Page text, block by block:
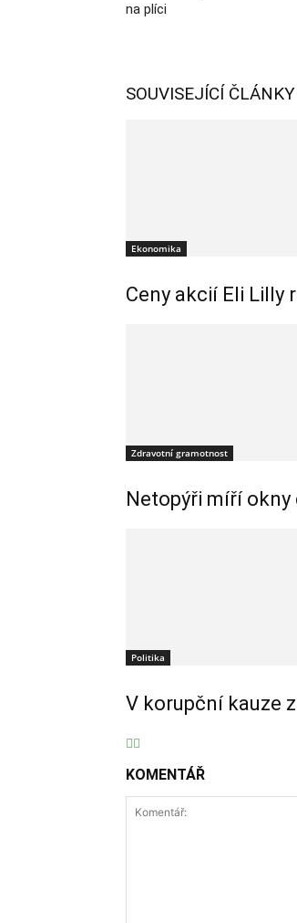
na plíci
SOUVISEJÍCÍ ČLÁNKY
Ekonomika
Ceny akcií Eli Lilly
Zdravotní gramotnost
Netopýři míří
Politika
V korupční kauze
KOMENTÁŘ